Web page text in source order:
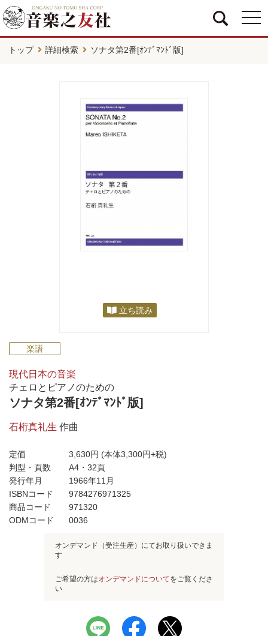
トップ 詳細検索 ソナタ第2番[ｵﾝﾃﾞﾏﾝﾄﾞ版]
立ち読み
楽譜
現代日本の音楽
チェロとピアノのための
ソナタ第2番[ｵﾝﾃﾞﾏﾝﾄﾞ版]
石桁真礼生 作曲
定価 3,630円 (本体3,300円+税)
判型・頁数
A4・32頁
発行年月
1966年11月
ISBNコード
9784276971325
商品コード
971320
ODMコード
0036
オンデマンド（受注生産）にてお取り扱いできま
す
ご希望の方はオンデマンドについてをご覧くださ
い